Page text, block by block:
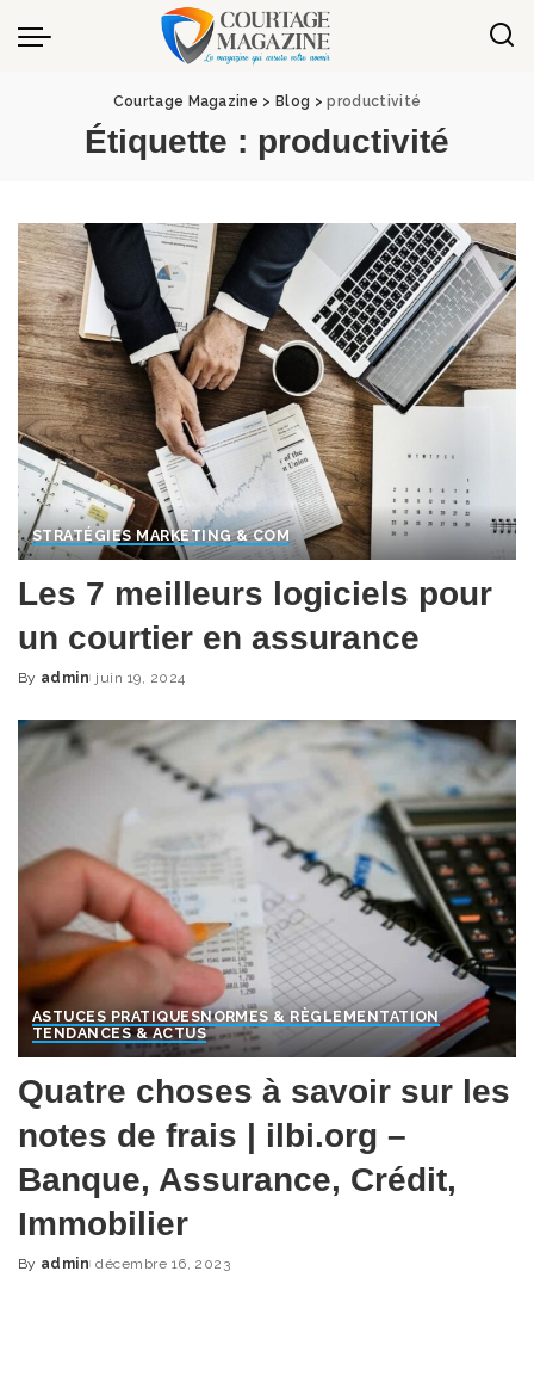
Panneau de gestion des cookies
Courtage Magazine > Blog >productivité
Étiquette : productivité
STRATÉGIES MARKETING & COM
Les 7 meilleurs logiciels pour
un courtier en assurance
Posted
By admin juin 19, 2024
ASTUCES PRATIQUESNORMES & RÈGLEMENTATION
TENDANCES & ACTUS
Quatre choses à savoir sur les
notes de frais | ilbi.org –
Banque, Assurance, Crédit,
Immobilier
Posted
By admin décembre 16, 2023